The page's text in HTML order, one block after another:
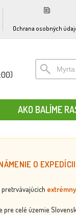
Ochrana osobných
AKO BALÍME
O
pretrvávajúcich
pre celé územie